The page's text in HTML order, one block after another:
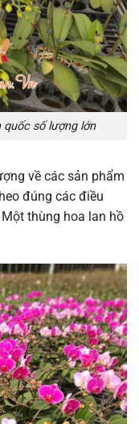
số lượng lớn
về các sản phẩm
đúng các điều
thùng hoa lan hồ